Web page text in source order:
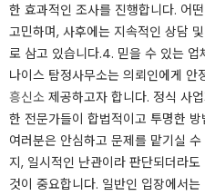
한 효과적인 조사를 진행합니다. ​어
고민하며, 사후에는 지속적인 상담
로 삼고 있습니다.​​​4. 믿을 수 있는
나이스 탐정사무소는 의뢰인에게 안
흥신소 제공하고자 합니다. ​정식 사
한 전문가들이 합법적이고 투명한
여러분은 안심하고 문제를 맡기실
지, 일시적인 난관이라 판단되더라
것이 중요합니다. ​일반인 입장에서